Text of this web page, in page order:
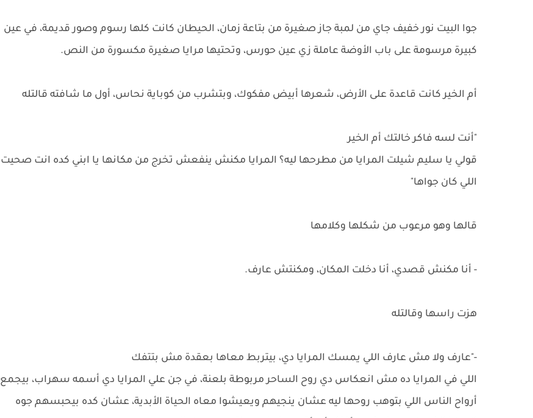
جوا البيت نور خفيف جاي من لمبة جاز صغيرة من بتاعة زمان، الحيطان كانت كلها رسوم وصور قديمة، في عين
كبيرة مرسومة على باب الأوضة عاملة زي عين حورس، وتحتيها مرايا صغيرة مكسورة من النص.
أم الخير كانت قاعدة على الأرض، شعرها أبيض مفكوك، وبتشرب من كوباية نحاس، أول ما شافته قالتله
"أنت لسه فاكر خالتك أم الخير
قولي يا سليم شيلت المرايا من مطرحها ليه؟ المرايا مكنش ينفعش تخرج من مكانها يا ابني كده انت صحيت
اللي كان جواها"
قالها وهو مرعوب من شكلها وكلامها
- أنا مكنش قصدي، أنا دخلت المكان، ومكنتش عارف.
هزت راسها وقالتله
-"عارف ولا مش عارف اللي يمسك المرايا دي، بيتربط معاها بعقدة مش بتتفك
اللي في المرايا ده مش انعكاس دي روح الساحر مربوطة بلعنة، في جن علي المرايا دي أسمه سهراب، بيجمع
أرواح الناس اللي بتوهب روحها ليه عشان ينجيهم ويعيشوا معاه الحياة الأبدية، عشان كده بيحبسهم جوه